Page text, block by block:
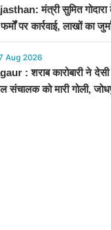
मंत्री सुमित
पर कार्रवाई, लाखों का
Aug 2026
: शराब कारोबारी ने
संचालक को मारी गोली,